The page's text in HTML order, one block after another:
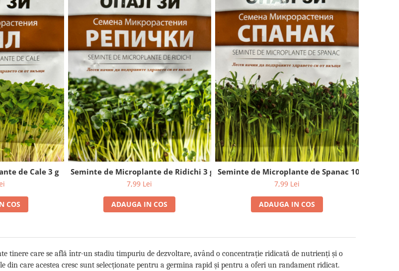
de Cale 3 g
COS
Seminte de Microplante de Ridichi 3 g
7,99 Lei
ADAUGA IN COS
Seminte de Microplante de Spanac 10 g
7,99 Lei
ADAUGA IN COS
tinere care se află într-un stadiu timpuriu de dezvoltare, având o concentrație ridicată de nutrienți și o
din care acestea cresc sunt selecționate pentru a germina rapid și pentru a oferi un randament ridicat.